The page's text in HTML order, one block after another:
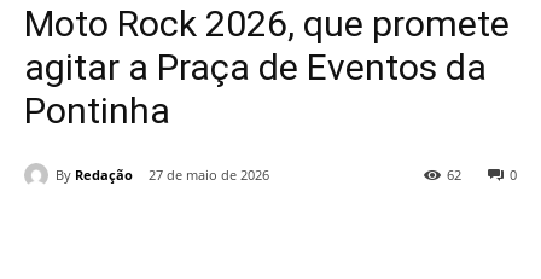
Moto Rock 2026, que promete
agitar a Praça de Eventos da
Pontinha
By Redação 27 de maio de 2026 0
62